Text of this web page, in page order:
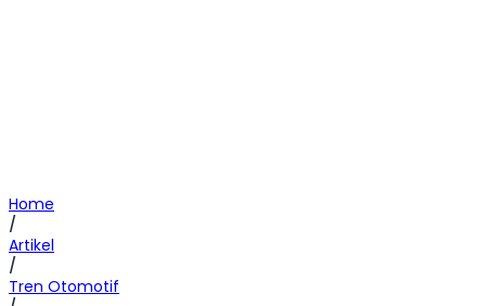
Home
/
Artikel
/
Tren Otomotif